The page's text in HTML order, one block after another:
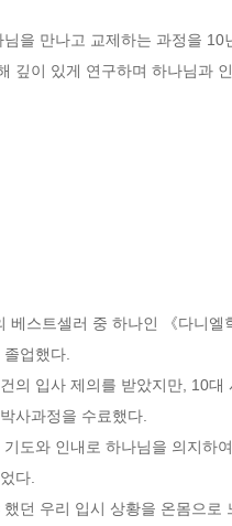
을 만나고 교제하는 과정을
깊이 있게 연구하며 하나님과
베스트셀러 중 하나인 《다니
업했다.
의 입사 제의를 받았지만, 10
사과정을 수료했다.
도와 인내로 하나님을 의지
다.
던 우리 입시 상황을 온몸으